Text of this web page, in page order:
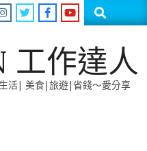
Search
工作達人
活| 美食|旅遊|省錢～愛分享